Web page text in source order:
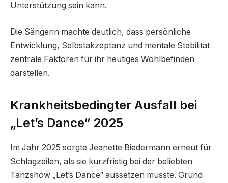
Unterstützung sein kann.
Die Sängerin machte deutlich, dass persönliche
Entwicklung, Selbstakzeptanz und mentale Stabilität
zentrale Faktoren für ihr heutiges Wohlbefinden
darstellen.
Krankheitsbedingter Ausfall bei
„Let’s Dance“ 2025
Im Jahr 2025 sorgte Jeanette Biedermann erneut für
Schlagzeilen, als sie kurzfristig bei der beliebten
Tanzshow „Let’s Dance“ aussetzen musste. Grund